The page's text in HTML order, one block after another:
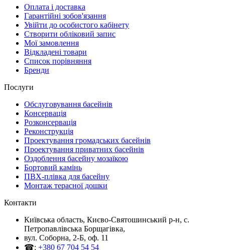
Оплата і доставка
Гарантійні зобов'язання
Увійти до особистого кабінету
Створити обліковий запис
Мої замовлення
Відкладені товари
Список порівняння
Бренди
Послуги
Обслуговування басейнів
Консервація
Розконсервація
Реконструкція
Проектування громадських басейнів
Проектування приватних басейнів
Оздоблення басейну мозаїкою
Бортовий камінь
ПВХ-плівка для басейну
Монтаж терасної дошки
Контакти
Київська область, Києво-Святошинський р-н, c.
Петропавлівська Борщагівка,
вул. Соборна, 2-Б, оф. 11
☎: +380 67 704 54 54